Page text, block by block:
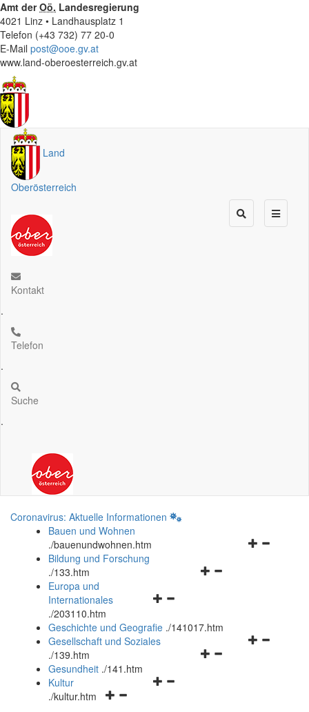
Amt derOö. Landesregierung
4021 Linz • Landhausplatz 1
Telefon (+43 732) 77 20-0
E-Mail post@ooe.gv.at
www.land-oberoesterreich.gv.at
Land
Oberösterreich
Kontakt
.
Telefon
.
Suche
.
Coronavirus: Aktuelle Informationen
Bauen und Wohnen
./bauenundwohnen.htm
Navigationsmenü
Bildung und Forschung
./133.htm
Navigationsmenü
und
schließen
Europa und
Internationales
./203110.htm
Geschichte und Geografie ./141017.htm
Navigationsmenü
Gesellschaft und Soziales
./139.htm
Navigationsmenü
Gesundheit ./141.htm
Navigationsmenü
Kultur
./kultur.htm